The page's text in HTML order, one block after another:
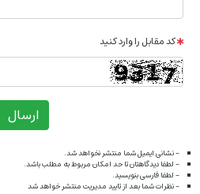
کد مقابل را وارد کنید
ارسال
- نشانی ایمیل شما منتشر نخواهد شد.
- لطفا دیدگاهتان تا حد امکان مربوط به مطلب باشد.
- لطفا فارسی بنویسید.
- نظرات شما بعد از تایید مدیریت منتشر خواهد شد